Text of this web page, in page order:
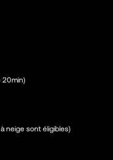
20min)
neige sont éligibles)